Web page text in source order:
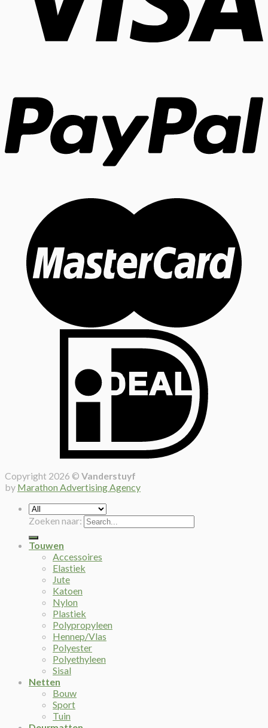
Copyright 2026 © Vanderstuyf
by Marathon Advertising Agency
Zoeken naar:
Touwen
Accessoires
Elastiek
Jute
Katoen
Nylon
Plastiek
Polypropyleen
Hennep/Vlas
Polyester
Polyethyleen
Sisal
Netten
Bouw
Sport
Tuin